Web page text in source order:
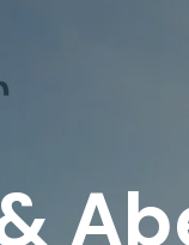
Tandem
Alle